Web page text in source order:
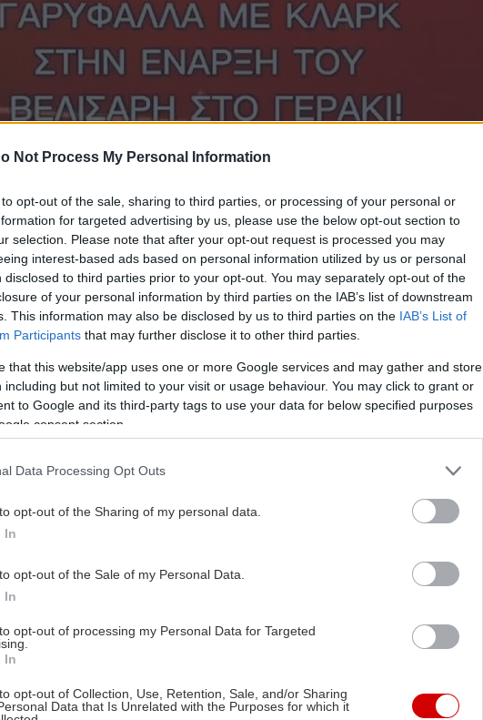
Not Process My Personal Information
opt-out of the sale, sharing to third parties, or processing of your personal or
for targeted advertising by us, please use the below opt-out section to
selection. Please note that after your opt-out request is processed you may
interest-based ads based on personal information utilized by us or personal
disclosed to third parties prior to your opt-out. You may separately opt-out of the
of your personal information by third parties on the IAB’s list of downstream
This information may also be disclosed by us to third parties on the IAB’s List of
Participants that may further disclose it to other third parties.
that this website/app uses one or more Google services and may gather and store
including but not limited to your visit or usage behaviour. You may click to grant or
to Google and its third-party tags to use your data for below specified purposes
consent section.
Data Processing Opt Outs
opt-out of the Sharing of my personal data.
In
opt-out of the Sale of my Personal Data.
In
opt-out of processing my Personal Data for Targeted
In
opt-out of Collection, Use, Retention, Sale, and/or Sharing
Data that Is Unrelated with the Purposes for which it